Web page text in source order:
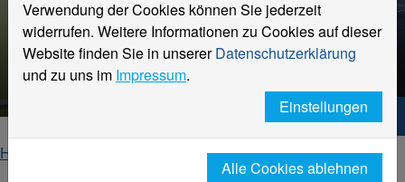
BWID Wirtschaftsinformatik
dual
Bachelor of Science (B.Sc.)
Hochschule Niederrhein. Dein Weg.
Home
Wirtschaftswissenschaften
Verwendung der Cookies können Sie jederzeit
widerrufen. Weitere Informationen zu Cookies auf dieser
Website finden Sie in unsererDatenschutzerklärung
und zu uns im Impressum.
Einstellungen
Alle Cookies ablehnen